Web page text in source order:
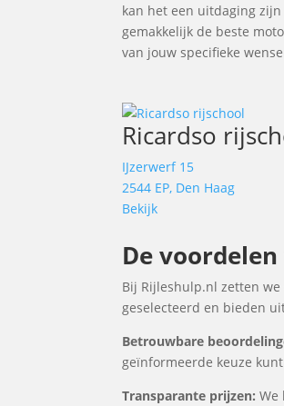
kan het een uitdaging
gemakkelijk de beste
van jouw specifieke
Ricardso
IJzerwerf 15
2544 EP, Den Haag
Bekijk
De
Bij Rijleshulp.nl zetten
geselecteerd en bieden
Betrouwbare
geïnformeerde keuze
Transparante prijzen: We